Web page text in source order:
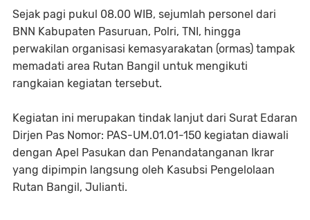
Sejak pagi pukul 08.00 WIB, sejumlah personel dari
BNN Kabupaten Pasuruan, Polri, TNI, hingga
perwakilan organisasi kemasyarakatan (ormas) tampak
memadati area Rutan Bangil untuk mengikuti
rangkaian kegiatan tersebut.
Kegiatan ini merupakan tindak lanjut dari Surat Edaran
Dirjen Pas Nomor: PAS-UM.01.01-150 kegiatan diawali
dengan Apel Pasukan dan Penandatanganan Ikrar
yang dipimpin langsung oleh Kasubsi Pengelolaan
Rutan Bangil, Julianti.